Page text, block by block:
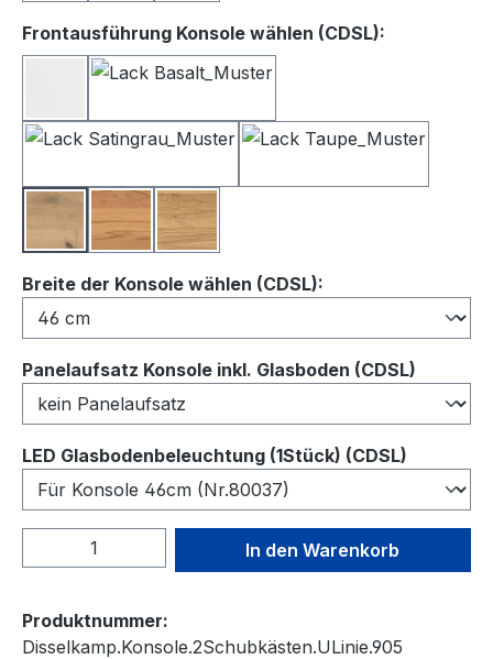
Frontausführung Konsole wählen (CDSL):
BalkeneicheKernbucheWildeiche
Breite der Konsole wählen (CDSL):
Panelaufsatz Konsole inkl. Glasboden (CDSL)
LED Glasbodenbeleuchtung (1Stück) (CDSL)
Produkt Anzahl: Gib denIn den Warenkorb
Produktnummer:
Disselkamp.Konsole.2Schubkästen.ULinie.905